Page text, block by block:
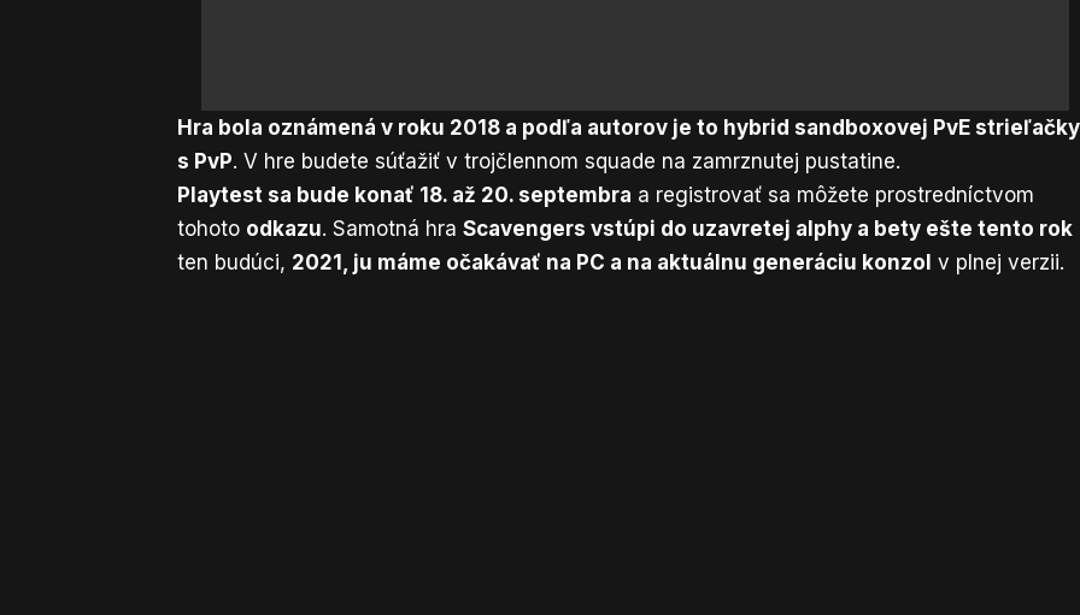
Hra bola oznámená v roku 2018 a podľa autorov je to hybrid sandboxovej PvE strieľačky
s PvP. V hre budete súťažiť v trojčlennom squade na zamrznutej pustatine.
Playtest sa bude konať 18. až 20. septembra a registrovať sa môžete prostredníctvom
tohoto odkazu. Samotná hraScavengers vstúpi do uzavretej alphy a bety ešte tento rok
ten budúci, 2021, ju máme očakávať na PC a na aktuálnu generáciu konzol v plnej verzii.